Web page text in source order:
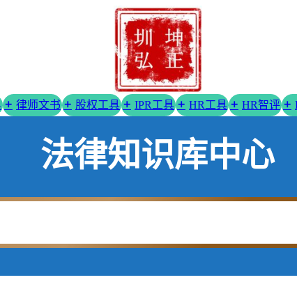
律师文书 股权工具 IPR工具 HR工具 HR智评
法律知识库中心